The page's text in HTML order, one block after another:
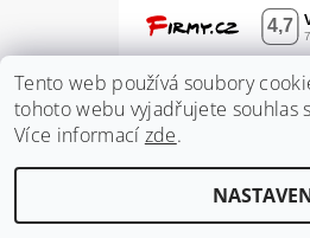
Vložením hodnocení souhlasíte
ochrany osobních údajů
2026 ©Zahradnidum.cz,
Tento web používá soubory
tohoto webu vyjadřujete souhlas
Více informací zde.